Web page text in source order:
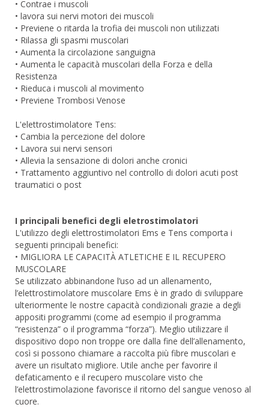
• Contrae i muscoli
• lavora sui nervi motori dei muscoli
• Previene o ritarda la trofia dei muscoli non utilizzati
• Rilassa gli spasmi muscolari
• Aumenta la circolazione sanguigna
• Aumenta le capacità muscolari della Forza e della
Resistenza
• Rieduca i muscoli al movimento
• Previene Trombosi Venose
L'elettrostimolatore Tens:
• Cambia la percezione del dolore
• Lavora sui nervi sensori
• Allevia la sensazione di dolori anche cronici
• Trattamento aggiuntivo nel controllo di dolori acuti post
traumatici o post
I principali benefici degli eletrostimolatori
L'utilizzo degli elettrostimolatori Ems e Tens comporta i
seguenti principali benefici:
• MIGLIORA LE CAPACITÀ ATLETICHE E IL RECUPERO
MUSCOLARE
Se utilizzato abbinandone l’uso ad un allenamento,
l’elettrostimolatore muscolare Ems è in grado di sviluppare
ulteriormente le nostre capacità condizionali grazie a degli
appositi programmi (come ad esempio il programma
“resistenza” o il programma “forza”). Meglio utilizzare il
dispositivo dopo non troppe ore dalla fine dell’allenamento,
così si possono chiamare a raccolta più fibre muscolari e
avere un risultato migliore. Utile anche per favorire il
defaticamento e il recupero muscolare visto che
l’elettrostimolazione favorisce il ritorno del sangue venoso al
cuore.